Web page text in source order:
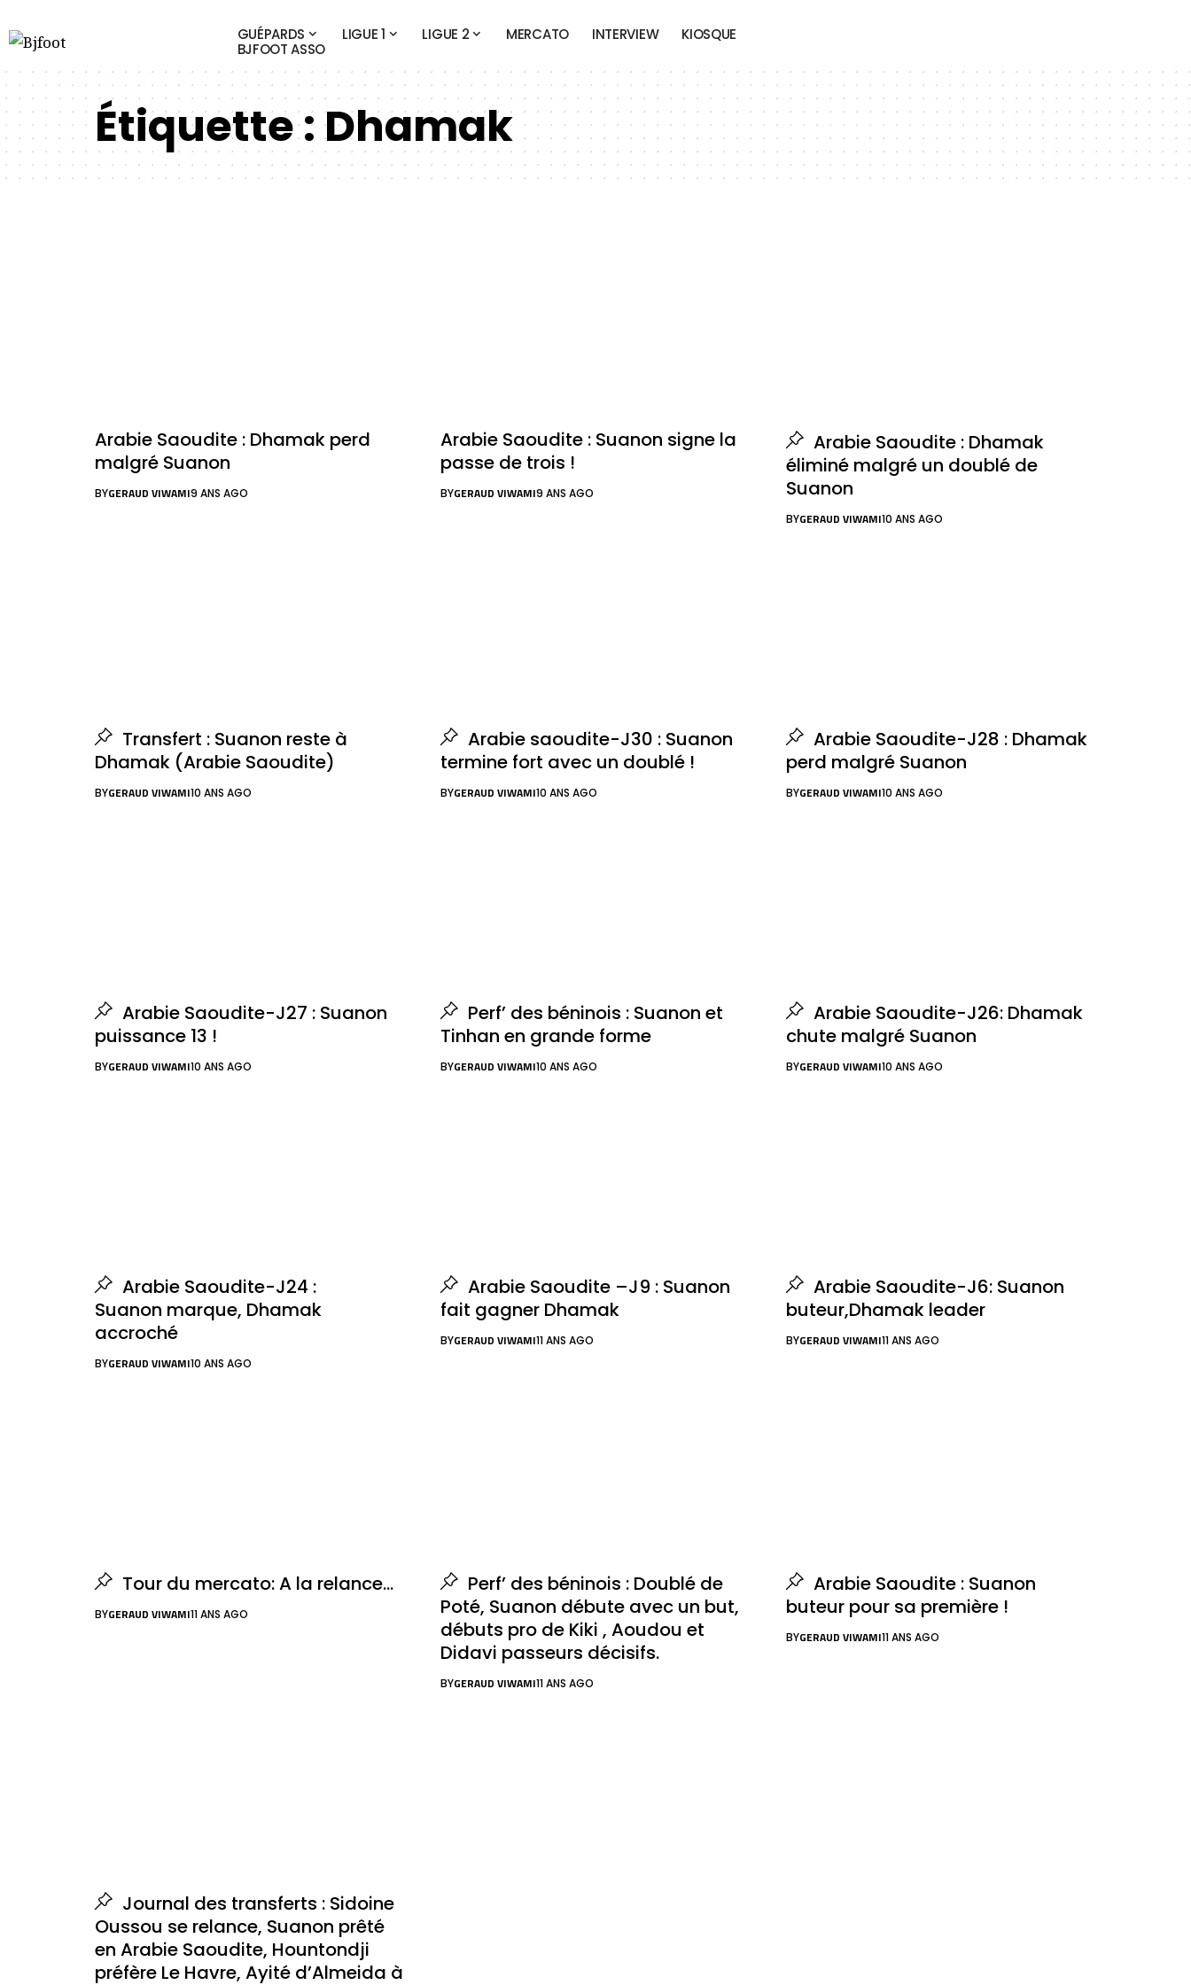
GUÉPARDS LIGUE 1 LIGUE 2 MERCATO INTERVIEW
KIOSQUE
BJFOOT ASSO
Étiquette :Dhamak
Arabie Saoudite : Dhamak perd
malgré Suanon
BYGERAUD VIWAMI9 ANS AGO
Arabie Saoudite : Suanon signe la
passe de trois !
BYGERAUD VIWAMI9 ANS AGO
Arabie Saoudite : Dhamak
éliminé malgré un doublé de
Suanon
BYGERAUD VIWAMI10 ANS AGO
Transfert : Suanon reste à
Dhamak (Arabie Saoudite)
BYGERAUD VIWAMI10 ANS AGO
Arabie saoudite-J30 : Suanon
termine fort avec un doublé !
BYGERAUD VIWAMI10 ANS AGO
Arabie Saoudite-J28 : Dhamak
perd malgré Suanon
BYGERAUD VIWAMI10 ANS AGO
Arabie Saoudite-J27 : Suanon
puissance 13 !
BYGERAUD VIWAMI10 ANS AGO
Perf’ des béninois : Suanon et
Tinhan en grande forme
BYGERAUD VIWAMI10 ANS AGO
Arabie Saoudite-J26: Dhamak
chute malgré Suanon
BYGERAUD VIWAMI10 ANS AGO
Arabie Saoudite-J24 :
Suanon marque, Dhamak
accroché
BYGERAUD VIWAMI10 ANS AGO
Arabie Saoudite –J9 : Suanon
fait gagner Dhamak
BYGERAUD VIWAMI11 ANS AGO
Arabie Saoudite-J6: Suanon
buteur,Dhamak leader
BYGERAUD VIWAMI11 ANS AGO
Tour du mercato: A la relance…
BYGERAUD VIWAMI11 ANS AGO
Perf’ des béninois : Doublé de
Poté, Suanon débute avec un but,
débuts pro de Kiki , Aoudou et
Didavi passeurs décisifs.
BYGERAUD VIWAMI11 ANS AGO
Arabie Saoudite : Suanon
buteur pour sa première !
BYGERAUD VIWAMI11 ANS AGO
Journal des transferts : Sidoine
Oussou se relance, Suanon prêté
en Arabie Saoudite, Hountondji
préfère Le Havre, Ayité d’Almeida à